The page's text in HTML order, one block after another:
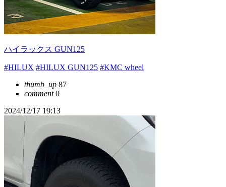
ハイラックス GUN125
#HILUX #HILUX GUN125 #KMC wheel
thumb_up 87
comment0
2024/12/17 19:13